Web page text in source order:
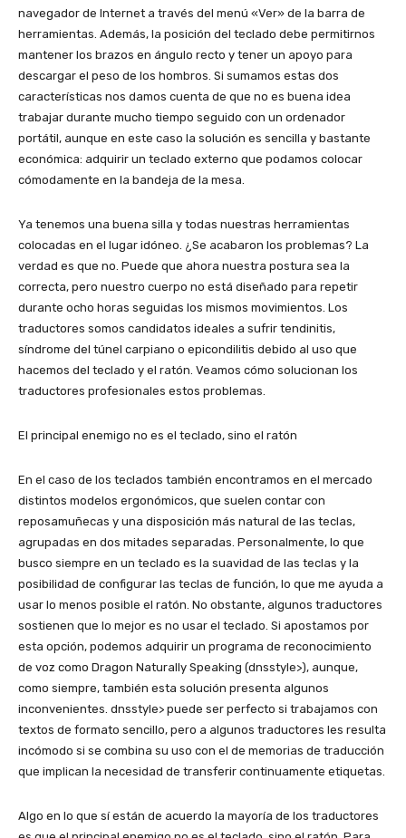
navegador de Internet a través del menú «Ver» de la barra de
herramientas. Además, la posición del teclado debe permitirnos
mantener los brazos en ángulo recto y tener un apoyo para
descargar el peso de los hombros. Si sumamos estas dos
características nos damos cuenta de que no es buena idea
trabajar durante mucho tiempo seguido con un ordenador
portátil, aunque en este caso la solución es sencilla y bastante
económica: adquirir un teclado externo que podamos colocar
cómodamente en la bandeja de la mesa.
Ya tenemos una buena silla y todas nuestras herramientas
colocadas en el lugar idóneo. ¿Se acabaron los problemas? La
verdad es que no. Puede que ahora nuestra postura sea la
correcta, pero nuestro cuerpo no está diseñado para repetir
durante ocho horas seguidas los mismos movimientos. Los
traductores somos candidatos ideales a sufrir tendinitis,
síndrome del túnel carpiano o epicondilitis debido al uso que
hacemos del teclado y el ratón. Veamos cómo solucionan los
traductores profesionales estos problemas.
El principal enemigo no es el teclado, sino el ratón
En el caso de los teclados también encontramos en el mercado
distintos modelos ergonómicos, que suelen contar con
reposamuñecas y una disposición más natural de las teclas,
agrupadas en dos mitades separadas. Personalmente, lo que
busco siempre en un teclado es la suavidad de las teclas y la
posibilidad de configurar las teclas de función, lo que me ayuda a
usar lo menos posible el ratón. No obstante, algunos traductores
sostienen que lo mejor es no usar el teclado. Si apostamos por
esta opción, podemos adquirir un programa de reconocimiento
de voz como Dragon Naturally Speaking (dnsstyle>), aunque,
como siempre, también esta solución presenta algunos
inconvenientes. dnsstyle> puede ser perfecto si trabajamos con
textos de formato sencillo, pero a algunos traductores les resulta
incómodo si se combina su uso con el de memorias de traducción
que implican la necesidad de transferir continuamente etiquetas.
Algo en lo que sí están de acuerdo la mayoría de los traductores